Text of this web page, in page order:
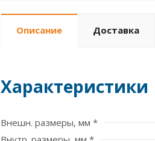
Описание Доставка
Характеристики
Внешн. размеры, мм *